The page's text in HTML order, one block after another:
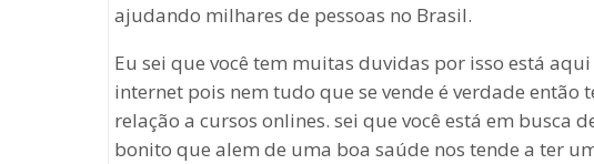
ajudando milhares de pessoas no Brasil.
Eu sei que você tem muitas duvidas por isso está
internet pois nem tudo que se vende é verdade
relação a cursos onlines. sei que você está em
bonito que alem de uma boa saúde nos tende a ter